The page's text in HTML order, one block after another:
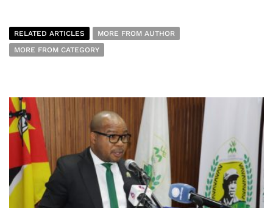
RELATED ARTICLES
MORE FROM AUTHOR
MORE FROM CATEGORY